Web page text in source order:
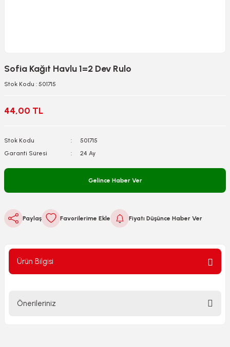
Sofia Kağıt Havlu 1=2 Dev Rulo
Stok Kodu : 501715
44,00 TL
Stok Kodu
501715
Garanti Süresi
24 Ay
Gelince Haber Ver
Paylaş Fiyatı Düşünce Haber Ver
Ürün Bilgisi
Önerileriniz